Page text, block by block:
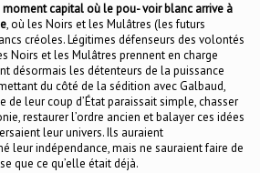
moment capital où le pou- voir blanc arrive à
, où les Noirs et les Mulâtres (les futurs
créoles. Légitimes défenseurs des volontés
Noirs et les Mulâtres prennent en charge
désormais les détenteurs de la puissance
du côté de la sédition avec Galbaud,
de leur coup d’État paraissait simple, chasser
restaurer l’ordre ancien et balayer ces idées
leur univers. Ils auraient
leur indépendance, mais ne sauraient faire de
que ce qu’elle était déjà.